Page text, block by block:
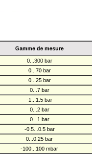
Gamme de mesure
0...300 bar
0...70 bar
0...25 bar
0...7 bar
-1...1.5 bar
0...2 bar
0...1 bar
-0.5...0.5 bar
0...0.25 bar
-100...100 mbar